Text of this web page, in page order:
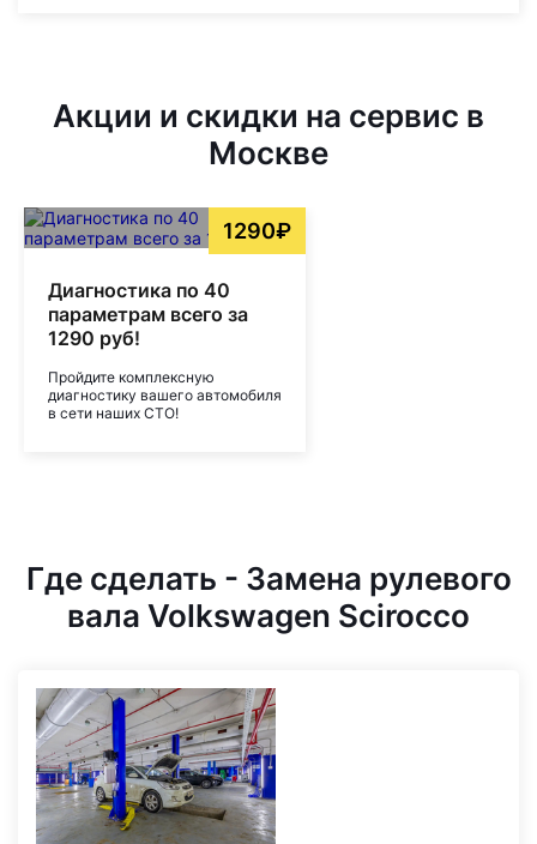
Акции и скидки на сервис в
Москве
1290₽
Диагностика по 40
параметрам всего за
1290 руб!
Пройдите комплексную
диагностику вашего автомобиля
в сети наших СТО!
Где сделать - Замена рулевого
вала Volkswagen Scirocco